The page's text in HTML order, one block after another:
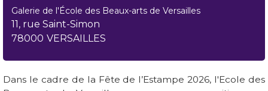
Galerie de l'École des Beaux-arts de Versailles
11, rue Saint-Simon
78000 VERSAILLES
Dans le cadre de la Fête de l’Estampe 2026, l'Ecole des